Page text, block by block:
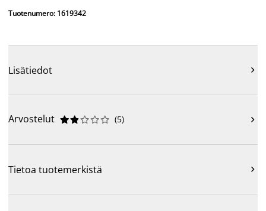
Tuotenumero: 1619342
Lisätiedot 
Arvostelut 




 (5) 
Tietoa tuotemerkistä 